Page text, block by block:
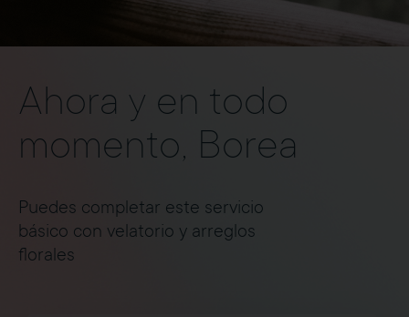
Ahora y en todo
momento, Borea
Puedes completar este servicio
básico con velatorio y arreglos
florales